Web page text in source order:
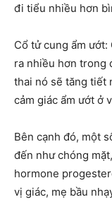
đi tiểu nhiều hơn
Cổ tử cung ẩm
ra nhiều hơn trong
thai nó sẽ tăng tiết
cảm giác ẩm ướt ở
Bên cạnh đó, một
đến như chóng
hormone
vị giác, mẹ bầu